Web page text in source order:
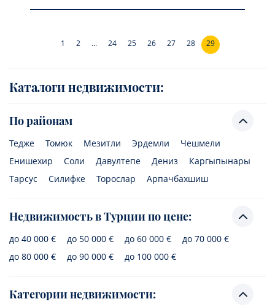
1 2 ... 24 25 26 27 28 29
Каталоги недвижимости:
По районам
Тедже Томюк Мезитли Эрдемли
Чешмели
Енишехир
Соли Давултепе Дениз
Каргыпынары
Тарсус
Силифке Торослар Арпачбахшиш
Недвижимость в Турции по цене:
до 40 000 € до 50 000 € до 60 000 €
до 70 000 €
до 80 000 €
до 90 000 € до 100 000 €
Категории недвижимости: